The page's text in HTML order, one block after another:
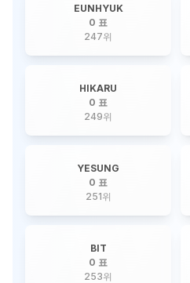
EUNHYUK
0 표
247위
HIKARU
0 표
249위
YESUNG
0 표
251위
BIT
0 표
253위